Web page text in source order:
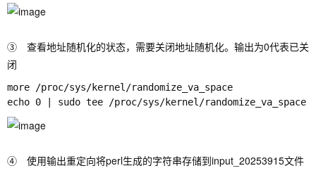
③ 查看地址随机化的状态，需要关闭地址随机化。输出为0代表已关
闭
more /proc/sys/kernel/randomize_va_space
④ 使用输出重定向将perl生成的字符串存储到input_20253915文件